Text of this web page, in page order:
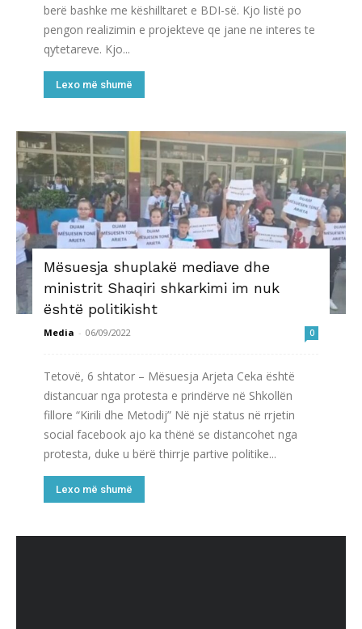
berë bashke me këshilltaret e BDI-së. Kjo listë po
pengon realizimin e projekteve qe jane ne interes te
qytetareve. Kjo...
Lexo më shumë
Mësuesja shuplakë mediave dhe
ministrit Shaqiri shkarkimi im nuk
është politikisht
Media - 06/09/2022 0
Tetovë, 6 shtator – Mësuesja Arjeta Ceka është
distancuar nga protesta e prindërve në Shkollën
fillore “Kirili dhe Metodij” Në një status në rrjetin
social facebook ajo ka thënë se distancohet nga
protesta, duke u bërë thirrje partive politike...
Lexo më shumë